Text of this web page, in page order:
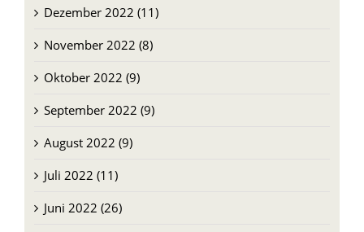
Dezember 2022 (11)
November 2022 (8)
Oktober 2022 (9)
September 2022 (9)
August 2022 (9)
Juli 2022 (11)
Juni 2022 (26)